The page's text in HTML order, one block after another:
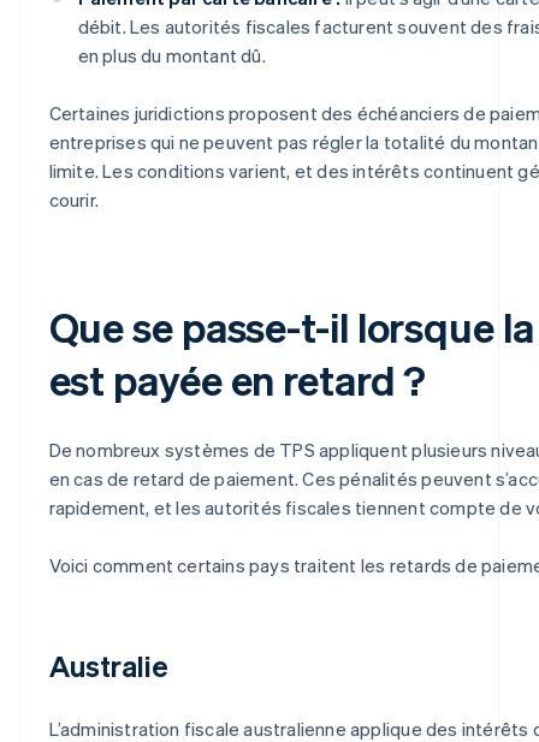
débit. Les autorités fiscales facturent souvent des
en plus du montant dû.
Certaines juridictions proposent des échéanciers de
entreprises qui ne peuvent pas régler la totalité du
limite. Les conditions varient, et des intérêts continuent
courir.
Que se passe-t-il lorsque
est payée en retard ?
De nombreux systèmes de TPS appliquent plusieurs
en cas de retard de paiement. Ces pénalités peuvent
rapidement, et les autorités fiscales tiennent compte de
Voici comment certains pays traitent les retards de
Australie
L’administration fiscale australienne applique des intérêts